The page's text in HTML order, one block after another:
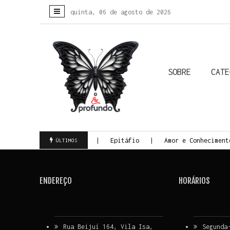
quinta, 06 de agosto de 2026
SOBRE
ÚLTIMOS
da Morte Consciente Epitáfio Amor e
ENDEREÇO
Rua Beijuí 164, Vila Isa,
HORÁRIOS